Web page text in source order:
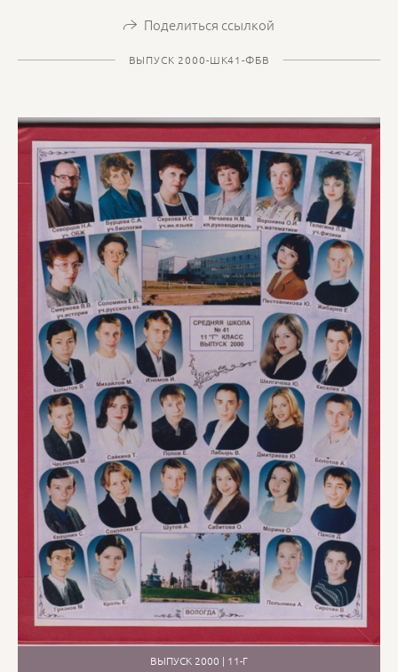
Поделиться ссылкой
ВЫПУСК 2000-ШК41-ФБВ
ВЫПУСК 2000 | 11-Г